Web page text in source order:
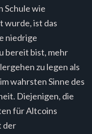
wie
wurde, ist das
niedrige
bereit bist, mehr
zu legen als
wahrsten Sinne des
Diejenigen, die
für Altcoins
der